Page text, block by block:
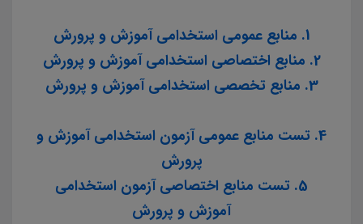
1. منابع عمومی استخدامی آموزش و پرورش
2. منابع اختصاصی استخدامی آموزش و پرورش
3. منابع تخصصی استخدامی آموزش و پرورش
4. تست منابع عمومی آزمون استخدامی آموزش و
پرورش
5. تست منابع اختصاصی آزمون استخدامی
آموزش و پرورش